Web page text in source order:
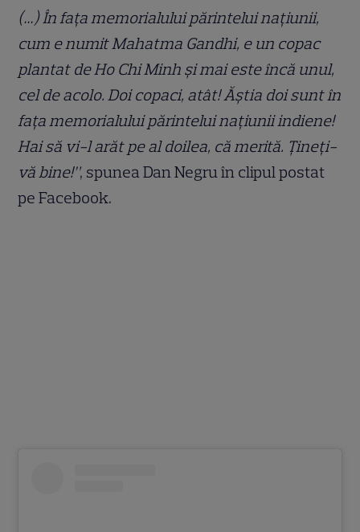
(…) În fața memorialului părintelui națiunii,
cum e numit Mahatma Gandhi, e un copac
plantat de Ho Chi Minh și mai este încă unul,
cel de acolo. Doi copaci, atât! Ăștia doi sunt în
fața memorialului părintelui națiunii indiene!
Hai să vi-l arăt pe al doilea, că merită. Țineți-
vă bine!”, spunea Dan Negru în clipul postat
pe Facebook.